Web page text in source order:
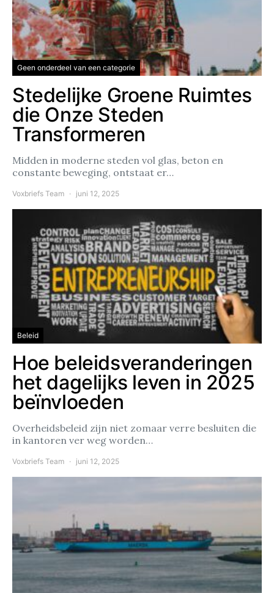
Geen onderdeel van een categorie
Stedelijke Groene Ruimtes
die Onze Steden
Transformeren
Midden in moderne steden vol glas, beton en
constante beweging, ontstaat er…
Voxbriefs Team juni 12, 2025
Beleid
Hoe beleidsveranderingen
het dagelijks leven in 2025
beïnvloeden
Overheidsbeleid zijn niet zomaar verre besluiten die
in kantoren ver weg worden…
Voxbriefs Team juni 12, 2025